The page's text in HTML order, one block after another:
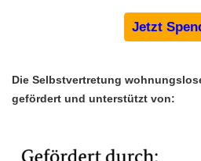
Jetzt
Die Selbstvertretung
gefördert und unterstützt von: